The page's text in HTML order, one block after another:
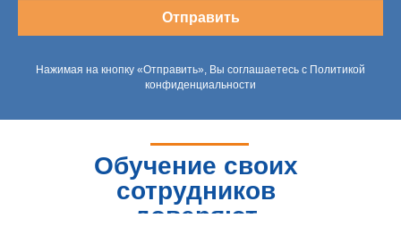
Отправить
Нажимая на кнопку «Отправить», Вы соглашаетесь с Политикой
конфиденциальности
Обучение своих
сотрудников
доверяют